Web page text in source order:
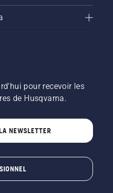
pour recevoir les
de Husqvarna.
NEWSLETTER